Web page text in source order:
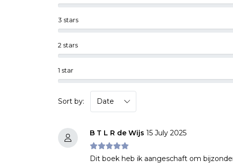
1 star
2 stars
3 stars
Sort by:
B T L R de Wijs 15 July 2025
Dit boek heb ik aangeschaft om